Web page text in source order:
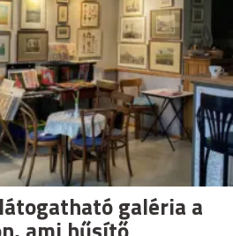
galéria a